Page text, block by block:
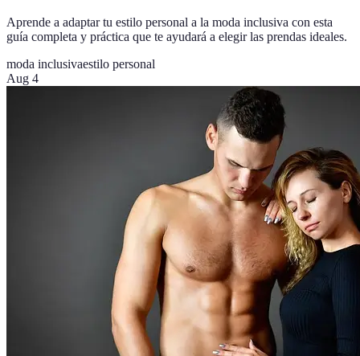
Aprende a adaptar tu estilo personal a la moda inclusiva con esta
guía completa y práctica que te ayudará a elegir las prendas ideales.
moda inclusivaestilo personal
Aug 4